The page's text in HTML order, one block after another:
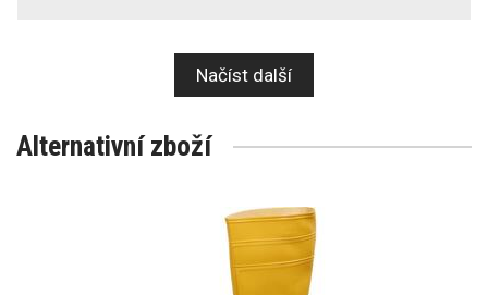
Načíst další
Alternativní zboží